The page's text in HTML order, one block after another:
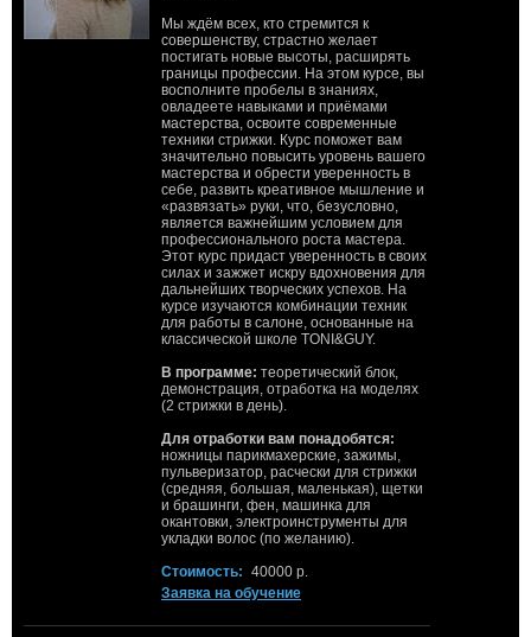
Мы ждём всех, кто стремится к
совершенству, страстно желает
постигать новые высоты, расширять
границы профессии. На этом курсе, вы
восполните пробелы в знаниях,
овладеете навыками и приёмами
мастерства, освоите современные
техники стрижки. Курс поможет вам
значительно повысить уровень вашего
мастерства и обрести уверенность в
себе, развить креативное мышление и
«развязать» руки, что, безусловно,
является важнейшим условием для
профессионального роста мастера.
Этот курс придаст уверенность в своих
силах и зажжет искру вдохновения для
дальнейших творческих успехов. На
курсе изучаются комбинации техник
для работы в салоне, основанные на
классической школе TONI&GUY.
В программе: теоретический блок,
демонстрация, отработка на моделях
(2 стрижки в день).
Для отработки вам понадобятся:
ножницы парикмахерские, зажимы,
пульверизатор, расчески для стрижки
(средняя, большая, маленькая), щетки
и брашинги, фен, машинка для
окантовки, электроинструменты для
укладки волос (по желанию).
Стоимость: 40000 р.
Заявка на обучение